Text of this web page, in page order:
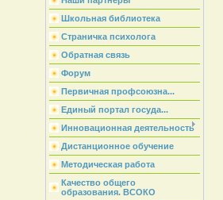
Школьная библиотека
Страничка психолога
Обратная связь
Форум
Первичная профсоюзна...
Единый портал госуда...
Инновационная деятельность
Дистанционное обучение
Методическая работа
Качество общего
образования. ВСОКО